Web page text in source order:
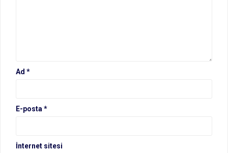
Ad *
E-posta *
İnternet sitesi